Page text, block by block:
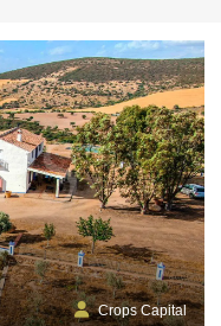
Crops Capital